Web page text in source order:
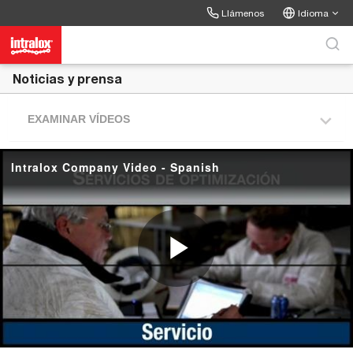
Llámenos Idioma
Noticias y prensa
EXAMINAR VÍDEOS
Intralox Company Video - Spanish
P